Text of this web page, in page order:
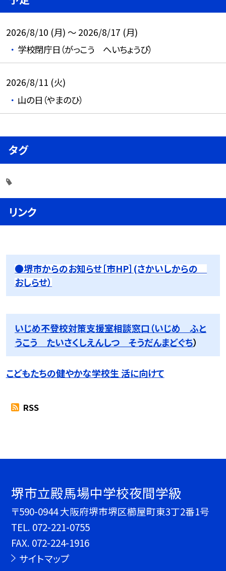
2026/8/10 (月) ～ 2026/8/17 (月)
学校閉庁日（がっこう へいちょうび）
2026/8/11 (火)
山の日（やまのひ）
タグ
リンク
●堺市からのお知らせ［市HP］(さかいしからの
おしらせ）
いじめ不登校対策支援室相談窓口（いじめ ふと
うこう たいさくしえんしつ そうだんまどぐち）
こどもたちの健やかな学校生 活に向けて
RSS
堺市立殿馬場中学校夜間学級
〒590-0944 大阪府堺市堺区櫛屋町東3丁2番1号
TEL. 072-221-0755
FAX. 072-224-1916
サイトマップ